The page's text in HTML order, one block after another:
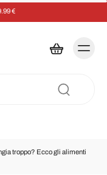
€
troppo? Ecco gli alimenti